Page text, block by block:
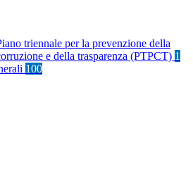
triennale per la prevenzione della
e della trasparenza (PTPCT) 1
100